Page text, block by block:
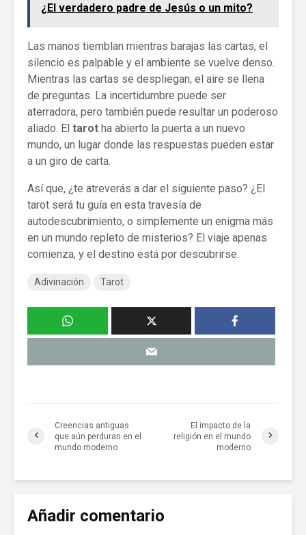
¿El verdadero padre de Jesús o un mito?
Las manos tiemblan mientras barajas las cartas, el
silencio es palpable y el ambiente se vuelve denso.
Mientras las cartas se despliegan, el aire se llena
de preguntas. La incertidumbre puede ser
aterradora, pero también puede resultar un poderoso
aliado. El tarot ha abierto la puerta a un nuevo
mundo, un lugar donde las respuestas pueden estar
a un giro de carta.
Así que, ¿te atreverás a dar el siguiente paso? ¿El
tarot será tu guía en esta travesía de
autodescubrimiento, o simplemente un enigma más
en un mundo repleto de misterios? El viaje apenas
comienza, y el destino está por descubrirse.
Adivinación Tarot
Creencias antiguas
que aún perduran en el
mundo moderno
El impacto de la
religión en el mundo
moderno
Añadir comentario